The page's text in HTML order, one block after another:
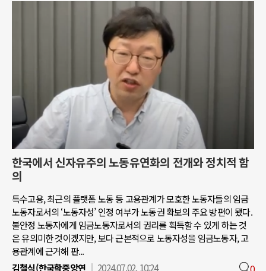
한국에서 신자유주의 노동유연화의 전개와 정치적 함
의
특수고용, 최근의 플랫폼 노동 등 고용관계가 모호한 노동자들의 임금
노동자로서의 ‘노동자성’ 인정 여부가 노동권 확보의 주요 방편이 됐다.
불안정 노동자에게 임금노동자로서의 권리를 획득할 수 있게 하는 것
은 유의미한 것이겠지만, 보다 근본적으로 노동자성을 임금노동자, 고
용관계에 근거해 판...
김철식(한국학중앙연
2024.07.02. 10:24